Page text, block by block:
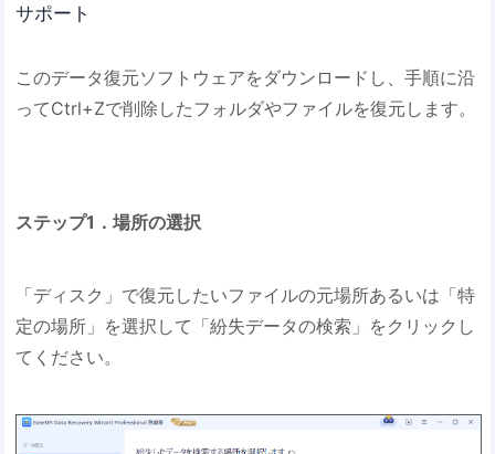
サポート
このデータ復元ソフトウェアをダウンロードし、手順に沿
ってCtrl+Zで削除したフォルダやファイルを復元します。
ステップ1．場所の選択
「ディスク」で復元したいファイルの元場所あるいは「特
定の場所」を選択して「紛失データの検索」をクリックし
てください。